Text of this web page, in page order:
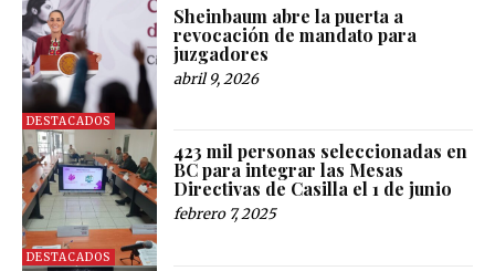
DESTACADOS
Sheinbaum abre la puerta a
revocación de mandato para
juzgadores
abril 9, 2026
DESTACADOS
423 mil personas seleccionadas en
BC para integrar las Mesas
Directivas de Casilla el 1 de junio
febrero 7, 2025